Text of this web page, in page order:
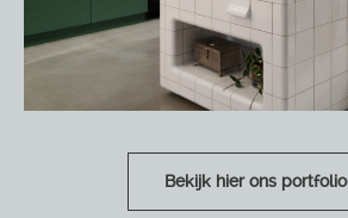
Bekijk hier ons portfolio